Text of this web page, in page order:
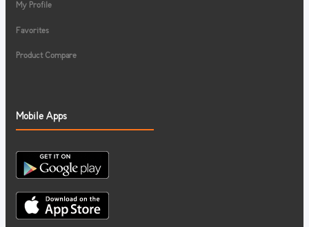
My Profile
Favorites
Product Compare
Mobile Apps